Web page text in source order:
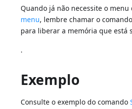
Quando já não necessite o
menu, lembre chamar o comando
para liberar a memória que está
.
Exemplo
Consulte o exemplo do comando